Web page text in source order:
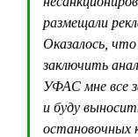
размещали
Оказалось,
заключить
УФАС мне все
и буду
остановочных